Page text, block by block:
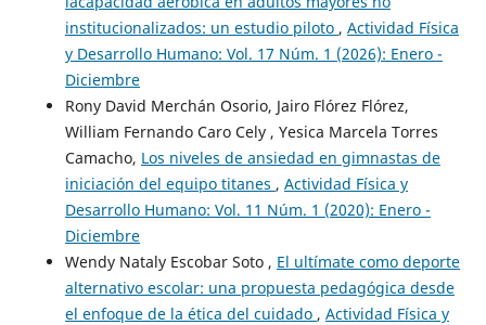
institucionalizados: un estudio piloto , Actividad Física
y Desarrollo Humano: Vol. 17 Núm. 1 (2026): Enero -
Diciembre
Rony David Merchán Osorio, Jairo Flórez Flórez,
William Fernando Caro Cely , Yesica Marcela Torres
Camacho, Los niveles de ansiedad en gimnastas de
iniciación del equipo titanes , Actividad Física y
Desarrollo Humano: Vol. 11 Núm. 1 (2020): Enero -
Diciembre
Wendy Nataly Escobar Soto , El ultímate como deporte
alternativo escolar: una propuesta pedagógica desde
el enfoque de la ética del cuidado , Actividad Física y